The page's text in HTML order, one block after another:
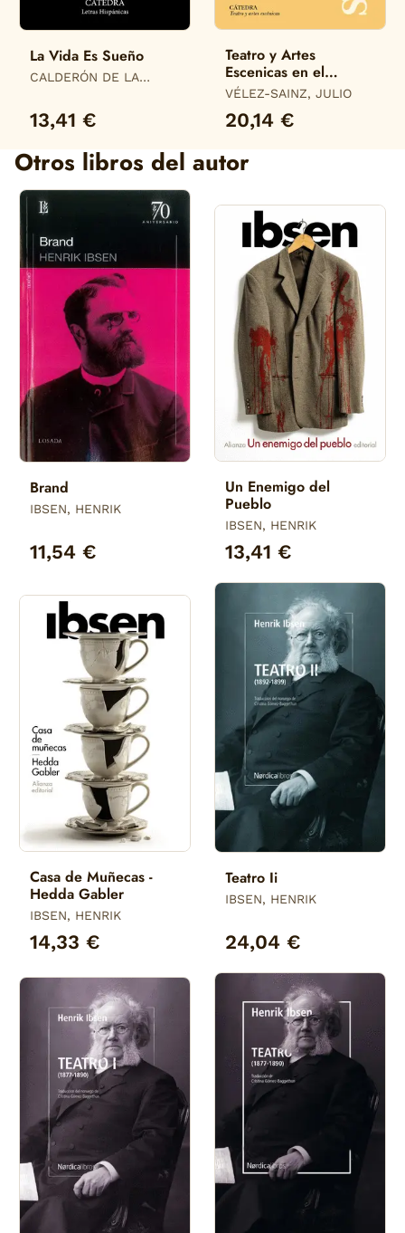
La Vida Es Sueño
CALDERÓN DE LA
13,41 €
Teatro y Artes
Escenicas en el
Ambito Hispanico.
VÉLEZ-SAINZ, JULIO
20,14 €
Otros libros del autor
Brand
IBSEN, HENRIK
11,54 €
Un Enemigo del
Pueblo
IBSEN, HENRIK
13,41 €
Casa de Muñecas -
Hedda Gabler
IBSEN, HENRIK
14,33 €
Teatro Ii
IBSEN, HENRIK
24,04 €